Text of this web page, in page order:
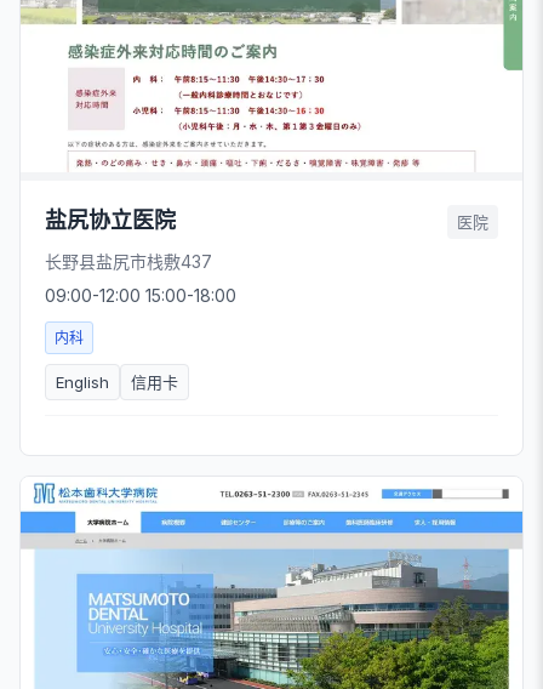
盐尻协立医院 医院
长野县盐尻市栈敷437
09:00-12:00 15:00-18:00
内科
English 信用卡